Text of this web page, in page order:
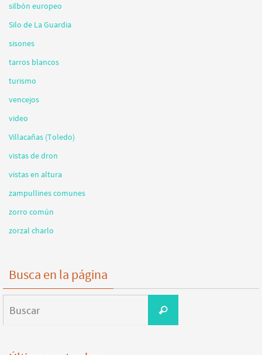
silbón europeo
Silo de La Guardia
sisones
tarros blancos
turismo
vencejos
video
Villacañas (Toledo)
vistas de dron
vistas en altura
zampullines comunes
zorro común
zorzal charlo
Busca en la página
Buscar